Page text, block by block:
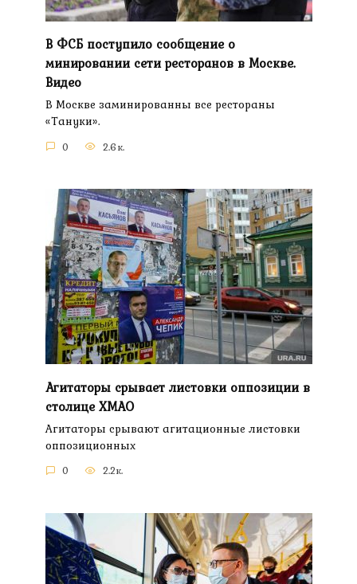
В ФСБ поступило сообщение о
минировании сети ресторанов в Москве.
Видео
В Москве заминированны все рестораны
«Тануки».
0 2.6к.
Агитаторы срывает листовки оппозиции в
столице ХМАО
Агитаторы срывают агитационные листовки
оппозиционных
0 2.2к.